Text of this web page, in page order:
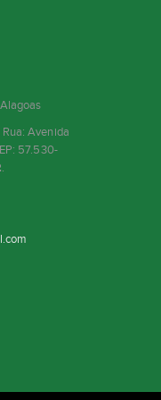
Avenida
57.530-